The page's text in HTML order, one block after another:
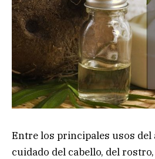
Entre los principales usos del
cuidado del cabello, del